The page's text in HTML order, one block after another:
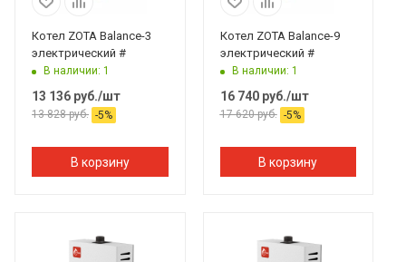
Котел ZOTA Balance-3
электрический #
В наличии: 1
13 136 руб./шт
13 828руб. -5%
В корзину
Котел ZOTA Balance-9
электрический #
В наличии: 1
16 740руб./шт
17 620руб. -5%
В корзину